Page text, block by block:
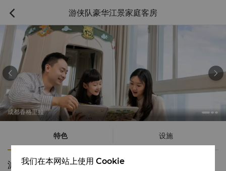
 游侠队豪华江景家庭客房
成都香格里拉
 
特色 设施
游侠队豪华江景家庭客房
我们在本网站上使用 Cookie